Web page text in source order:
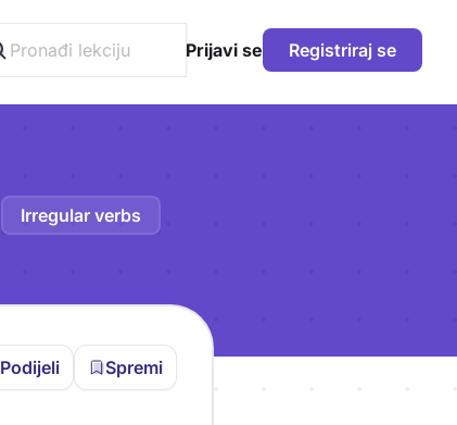
Prijavi se Registriraj se
Irregular verbs
Podijeli Spremi